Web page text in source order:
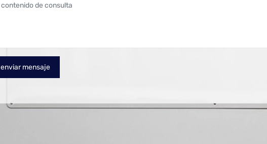
enviar mensaje